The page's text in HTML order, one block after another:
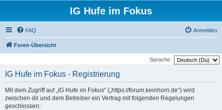
IG Hufe im Fokus
FAQ Anmelden
Foren-Übersicht
Sprache:
IG Hufe im Fokus - Registrierung
Mit dem Zugriff auf „IG Hufe im Fokus“ („https://forum.keinhorn.de“) wird
zwischen dir und dem Betreiber ein Vertrag mit folgenden Regelungen
geschlossen: